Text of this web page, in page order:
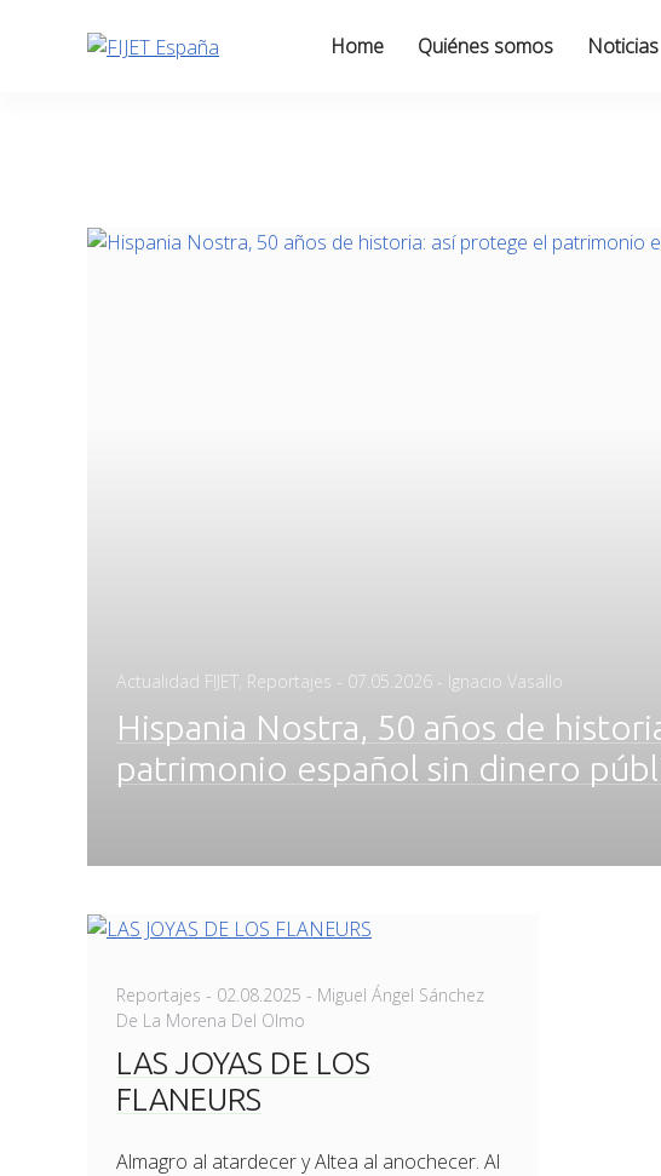
Home Quiénes somos Noticias
Actualidad FIJET, Reportajes - Posted
07.05.2026 - Ignacio Vasallo
Hispania Nostra, 50 años de
patrimonio español sin dinero
Reportajes - Posted
on
02.08.2025 - Miguel Ángel Sánchez
De La Morena Del Olmo
LAS JOYAS DE LOS
FLANEURS
Almagro al atardecer y Altea al anochecer. Al